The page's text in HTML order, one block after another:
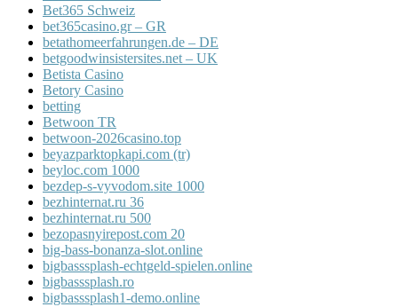
Bet365 Schweiz
bet365casino.gr – GR
betathomeerfahrungen.de – DE
betgoodwinsistersites.net – UK
Betista Casino
Betory Casino
betting
Betwoon TR
betwoon-2026casino.top
beyazparktopkapi.com (tr)
beyloc.com 1000
bezdep-s-vyvodom.site 1000
bezhinternat.ru 36
bezhinternat.ru 500
bezopasnyirepost.com 20
big-bass-bonanza-slot.online
bigbasssplash-echtgeld-spielen.online
bigbasssplash.ro
bigbasssplash1-demo.online